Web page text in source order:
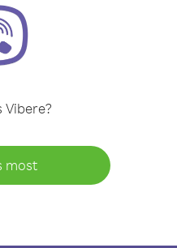
Vibere?
most